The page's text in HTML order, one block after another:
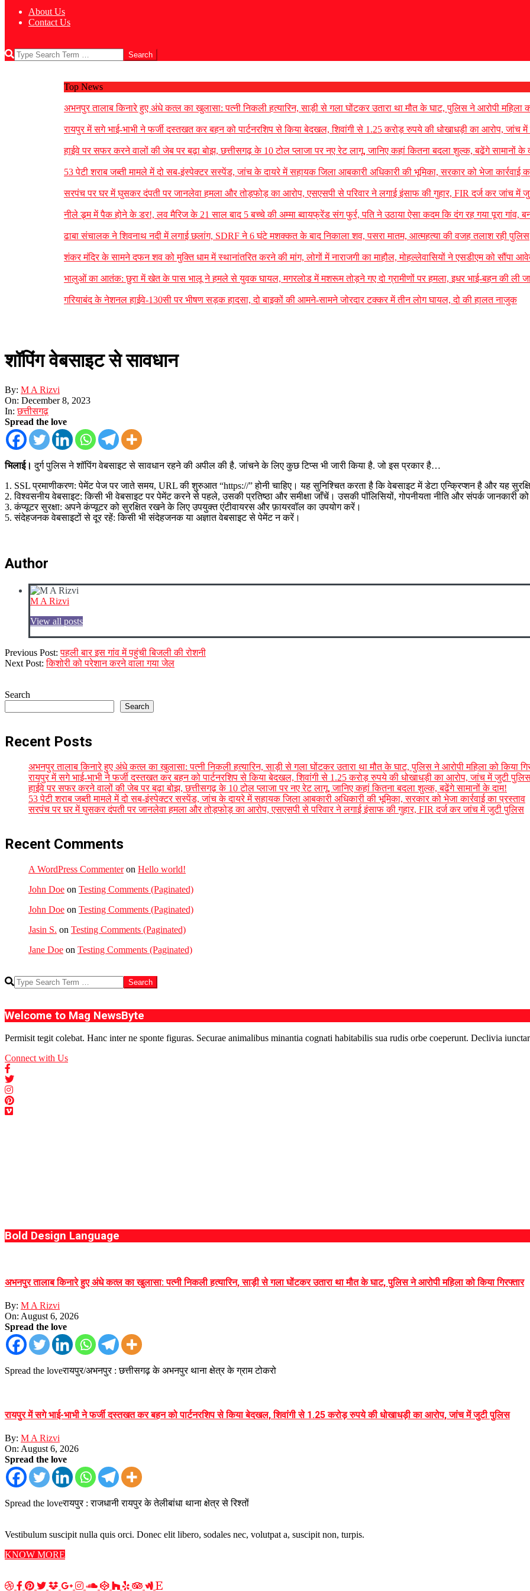
About Us
Contact Us
Search
Top News
अभनपुर तालाब किनारे हुए अंधे कत्ल का खुलासा: पत्नी निकली हत्यारिन, साड़ी से गला घोंटकर उतारा था मौत के घाट, पुलिस ने आरोपी महिला
रायपुर में सगे भाई-भाभी ने फर्जी दस्तखत कर बहन को पार्टनरशिप से किया बेदखल, शिवांगी से 1.25 करोड़ रुपये की धोखाधड़ी का आरोप, जांच
हाईवे पर सफर करने वालों की जेब पर बढ़ा बोझ, छत्तीसगढ़ के 10 टोल प्लाजा पर नए रेट लागू, जानिए कहां कितना बदला शुल्क, बढेंगे सामानों के
53 पेटी शराब जब्ती मामले में दो सब-इंस्पेक्टर सस्पेंड, जांच के दायरे में सहायक जिला आबकारी अधिकारी की भूमिका, सरकार को भेजा कार्रवाई
सरपंच पर घर में घुसकर दंपती पर जानलेवा हमला और तोड़फोड़ का आरोप, एसएसपी से परिवार ने लगाई इंसाफ की गुहार, FIR दर्ज कर जांच में
नीले ड्र्म में पैक होने के डर!, लव मैरिज के 21 साल बाद 5 बच्चे की अम्मा ब्वायफ्रेंड संग फुर्र, पति ने उठाया ऐसा कदम कि दंग रह गया पूरा गांव,
ढाबा संचालक ने शिवनाथ नदी में लगाई छलांग, SDRF ने 6 घंटे मशक्कत के बाद निकाला शव, पसरा मातम, आत्महत्या की वजह तलाश रही पुलिस
शंकर मंदिर के सामने दफन शव को मुक्ति धाम में स्थानांतरित करने की मांग, लोगों में नाराजगी का माहौल, मोहल्लेवासियों ने एसडीएम को सौंपा
भालुओं का आतंक: छुरा में खेत के पास भालू ने हमले से युवक घायल, मगरलोड में मशरूम तोड़ने गए दो ग्रामीणों पर हमला, इधर भाई-बहन की ली
गरियाबंद के नेशनल हाईवे-130सी पर भीषण सड़क हादसा, दो बाइकों की आमने-सामने जोरदार टक्कर में तीन लोग घायल, दो की हालत नाजुक
शॉपिंग वेबसाइट से सावधान
By: M A Rizvi
On: December 8, 2023
In: छत्तीसगढ़
Spread the love
भिलाई। दुर्ग पुलिस ने शॉपिंग वेबसाइट से सावधान रहने की अपील की है. जांचने के लिए कुछ टिप्स भी जारी किया है. जो इस प्रकार है…
1. SSL प्रमाणीकरण: पेमेंट पेज पर जाते समय, URL की शुरुआत “https://” होनी चाहिए। यह सुनिश्चित करता है कि वेबसाइट में डेटा एन्क्रिप्शन है और यह
2. विश्वसनीय वेबसाइट: किसी भी वेबसाइट पर पेमेंट करने से पहले, उसकी प्रतिष्ठा और समीक्षा जाँचें। उसकी पॉलिसियों, गोपनीयता नीति और संपर्क जानकारी
3. कंप्यूटर सुरक्षा: अपने कंप्यूटर को सुरक्षित रखने के लिए उपयुक्त एंटीवायरस और फ़ायरवॉल का उपयोग करें।
5. संदेहजनक वेबसाइटों से दूर रहें: किसी भी संदेहजनक या अज्ञात वेबसाइट से पेमेंट न करें।
Author
M A Rizvi
View all posts
2023-
12-
Previous Post:पहली बार इस गांव में पहुंची बिजली की रोशनी
Next Post:किशोरी को परेशान करने वाला गया जेल
Search
Search
Recent Posts
अभनपुर तालाब किनारे हुए अंधे कत्ल का खुलासा: पत्नी निकली हत्यारिन, साड़ी से गला घोंटकर उतारा था मौत के घाट, पुलिस ने आरोपी महिला को किया
रायपुर में सगे भाई-भाभी ने फर्जी दस्तखत कर बहन को पार्टनरशिप से किया बेदखल, शिवांगी से 1.25 करोड़ रुपये की धोखाधड़ी का आरोप, जांच में जुटी
हाईवे पर सफर करने वालों की जेब पर बढ़ा बोझ, छत्तीसगढ़ के 10 टोल प्लाजा पर नए रेट लागू, जानिए कहां कितना बदला शुल्क, बढेंगे सामानों के दाम!
53 पेटी शराब जब्ती मामले में दो सब-इंस्पेक्टर सस्पेंड, जांच के दायरे में सहायक जिला आबकारी अधिकारी की भूमिका, सरकार को भेजा कार्रवाई का प्रस्ताव
सरपंच पर घर में घुसकर दंपती पर जानलेवा हमला और तोड़फोड़ का आरोप, एसएसपी से परिवार ने लगाई इंसाफ की गुहार, FIR दर्ज कर जांच में जुटी पुलिस
Recent Comments
A WordPress Commenteron Hello world!
John Doe on Testing Comments (Paginated)
John Doe on Testing Comments (Paginated)
Jasin S. on Testing Comments (Paginated)
Jane Doe on Testing Comments (Paginated)
Search
Welcome to Mag NewsByte
Permisit tegit colebat. Hanc inter ne sponte figuras. Securae animalibus minantia cognati habitabilis sua rudis orbe coeperunt. Declivia
Connect with Us
Bold Design Language
अभनपुर तालाब किनारे हुए अंधे कत्ल का खुलासा: पत्नी निकली हत्यारिन, साड़ी से गला घोंटकर उतारा था मौत के घाट, पुलिस ने आरोपी महिला को किया गिरफ्तार
By: M A Rizvi
On: August 6, 2026
Spread the love
Spread the loveरायपुर/अभनपुर : छत्तीसगढ़ के अभनपुर थाना क्षेत्र के ग्राम टोकरो
रायपुर में सगे भाई-भाभी ने फर्जी दस्तखत कर बहन को पार्टनरशिप से किया बेदखल, शिवांगी से 1.25 करोड़ रुपये की धोखाधड़ी का आरोप, जांच में जुटी पुलिस
By: M A Rizvi
On: August 6, 2026
Spread the love
Spread the loveरायपुर : राजधानी रायपुर के तेलीबांधा थाना क्षेत्र से रिश्तों
Vestibulum suscipit nulla quis orci. Donec elit libero, sodales nec, volutpat a, suscipit non, turpis.
KNOW MORE